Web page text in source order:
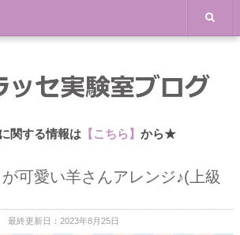
関する情報は【こちら】 から★
可愛い羊さんアレンジ♪(上級
最終更新日： 2023年8月25日